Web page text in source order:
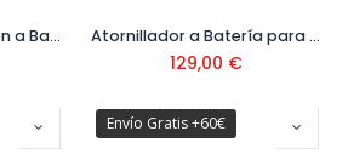
Taladro con Percusión a Batería GSB 18V-65 Ref. 06019N3308 Atornillador a Batería para construcción en seco GTB 12V-11 con Maletín
129,00 €
Envío Gratis +60€